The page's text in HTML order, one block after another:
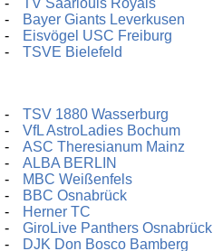
TV Saarlouis Royals
Bayer Giants Leverkusen
Eisvögel USC Freiburg
TSVE Bielefeld
TSV 1880 Wasserburg
VfL AstroLadies Bochum
ASC Theresianum Mainz
ALBA BERLIN
MBC Weißenfels
BBC Osnabrück
Herner TC
GiroLive Panthers Osnabrück
DJK Don Bosco Bamberg